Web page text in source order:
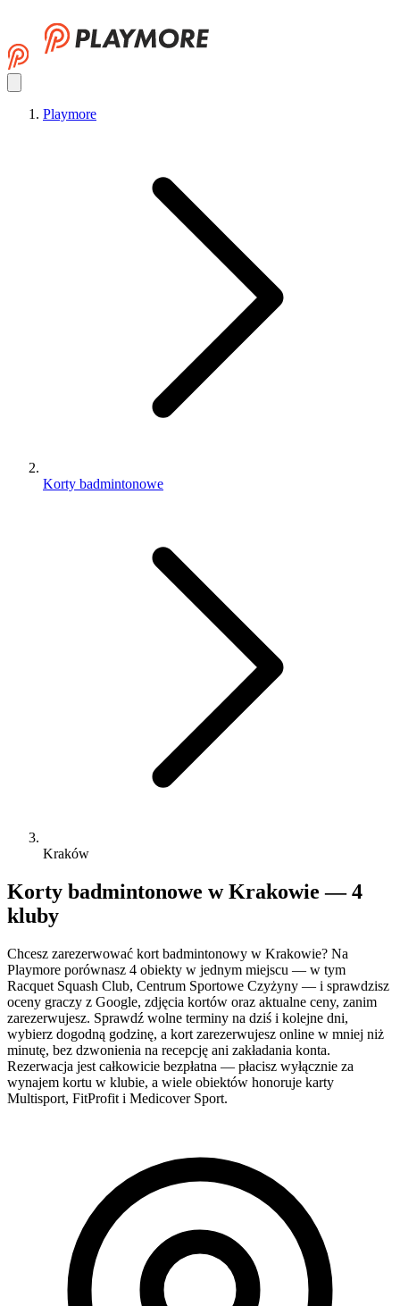
Playmore
Korty badmintonowe
Kraków
Korty badmintonowe w Krakowie — 4
kluby
Chcesz zarezerwować kort badmintonowy w Krakowie? Na
Playmore porównasz 4 obiekty w jednym miejscu — w tym
Racquet Squash Club, Centrum Sportowe Czyżyny — i sprawdzisz
oceny graczy z Google, zdjęcia kortów oraz aktualne ceny, zanim
zarezerwujesz. Sprawdź wolne terminy na dziś i kolejne dni,
wybierz dogodną godzinę, a kort zarezerwujesz online w mniej niż
minutę, bez dzwonienia na recepcję ani zakładania konta.
Rezerwacja jest całkowicie bezpłatna — płacisz wyłącznie za
wynajem kortu w klubie, a wiele obiektów honoruje karty
Multisport, FitProfit i Medicover Sport.